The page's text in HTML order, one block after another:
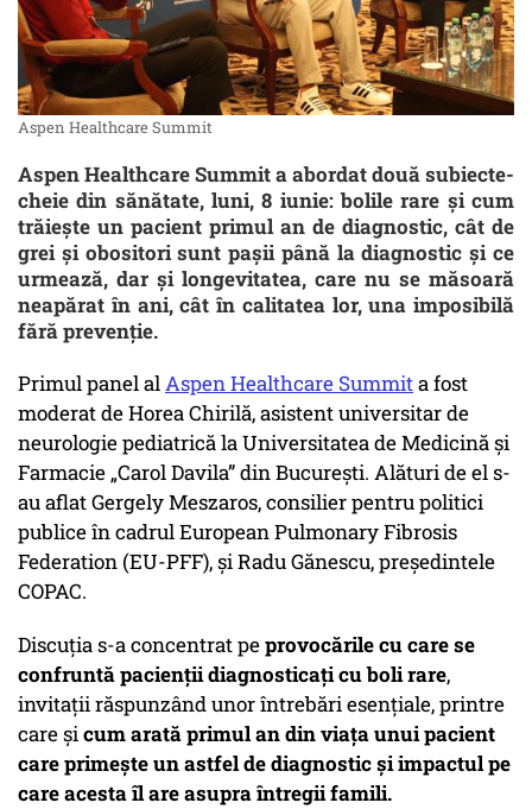
Aspen Healthcare Summit
Aspen Healthcare Summit a abordat două subiecte-
cheie din sănătate, luni, 8 iunie: bolile rare și cum
trăiește un pacient primul an de diagnostic, cât de
grei și obositori sunt pașii până la diagnostic și ce
urmează, dar și longevitatea, care nu se măsoară
neapărat în ani, cât în calitatea lor, una imposibilă
fără prevenție.
Primul panel alAspen Healthcare Summita fost
moderat de Horea Chirilă, asistent universitar de
neurologie pediatrică la Universitatea de Medicină și
Farmacie „Carol Davila” din București. Alături de el s-
au aflat Gergely Meszaros, consilier pentru politici
publice în cadrul European Pulmonary Fibrosis
Federation (EU-PFF), și Radu Gănescu, președintele
COPAC.
Discuția s-a concentrat peprovocările cu care se
confruntă pacienții diagnosticați cu boli rare,
invitații răspunzând unor întrebări esențiale, printre
care șicum arată primul an din viața unui pacient
care primește un astfel de diagnostic și impactul pe
care acesta îl are asupra întregii famili.